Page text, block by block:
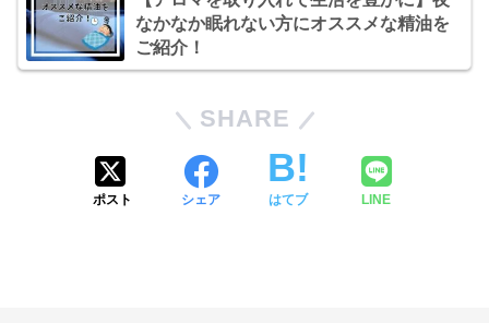
なかなか眠れない方にオススメな精油を
ご紹介！
SHARE
ポスト シェア はてブ LINE